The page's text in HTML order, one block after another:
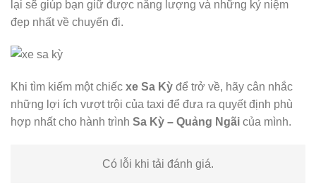
lại sẽ giúp bạn giữ được năng lượng và những kỷ niệm
đẹp nhất về chuyến đi.
Khi tìm kiếm một chiếc xe Sa Kỳ để trở về, hãy cân nhắc
những lợi ích vượt trội của taxi để đưa ra quyết định phù
hợp nhất cho hành trình Sa Kỳ – Quảng Ngãi của mình.
Có lỗi khi tải đánh giá.